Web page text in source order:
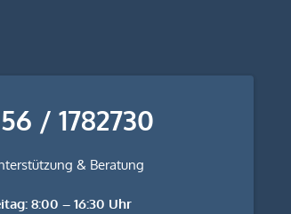
/ 1782730
& Beratung
8:00 – 16:30 Uhr